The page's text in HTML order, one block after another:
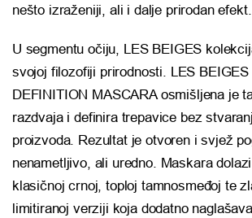
nešto izraženiji, ali i dalje prirodan efekt.
U segmentu očiju, LES BEIGES
svojoj filozofiji prirodnosti. LES BEIGES
DEFINITION MASCARA osmišljena je
razdvaja i definira trepavice bez
proizvoda. Rezultat je otvoren i svjež
nenametljivo, ali uredno. Maskara
klasičnoj crnoj, toploj tamnosmeđoj te
limitiranoj verziji koja dodatno